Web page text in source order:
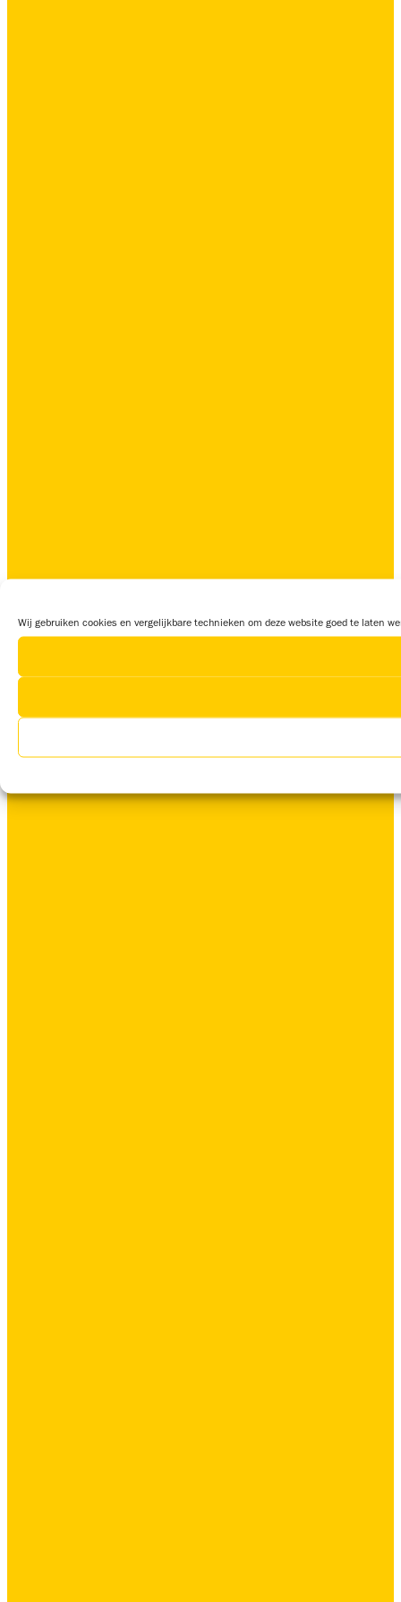
Wij gebruiken cookies en vergelijkbare technieken om deze website goed te laten